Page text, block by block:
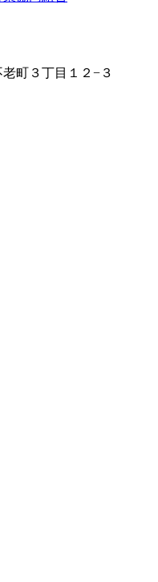
町３丁目１２−３